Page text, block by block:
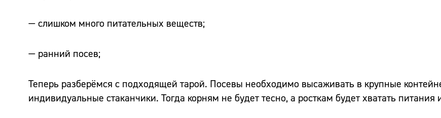
— слишком много питательных веществ;
— ранний посев;
Теперь разберёмся с подходящей тарой. Посевы необходимо высаживать в крупные
индивидуальные стаканчики. Тогда корням не будет тесно, а росткам будет хватать